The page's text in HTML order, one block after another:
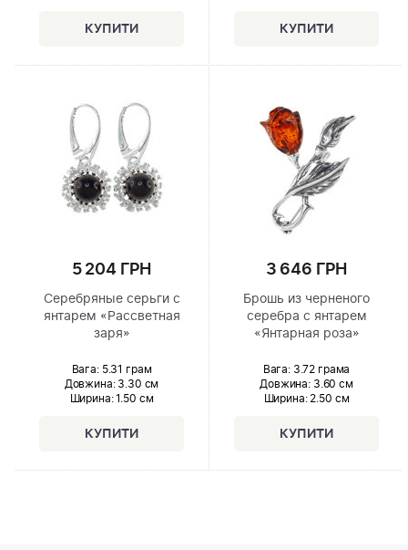
5 204 ГРН
Серебряные серьги с
янтарем «Рассветная
заря»
Вага: 5.31 грам
Довжина:3.30 см
Ширина: 1.50 см
3 646 ГРН
Брошь из черненого
серебра с янтарем
«Янтарная роза»
Вага: 3.72 грама
Довжина: 3.60 см
Ширина: 2.50 см